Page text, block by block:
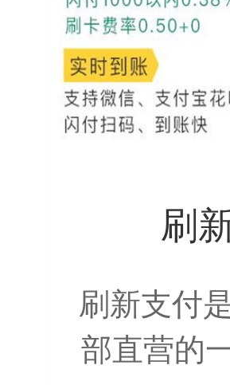
刷
刷新支付
部直营的